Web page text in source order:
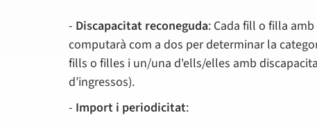
- Discapacitat reconeguda: Cada fill o filla
computarà com a dos per determinar la
fills o filles i un/una d'ells/elles amb
d’ingressos).
- Import i periodicitat: